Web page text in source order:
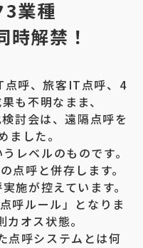
3業種
時解禁！
呼、旅客IT点呼、4
も不明なまま、
討会は、遠隔点呼を
ました。
レベルのものです。
点呼と併存します。
施が控えています。
呼ルール」となりま
オス状態。
点呼システムとは何